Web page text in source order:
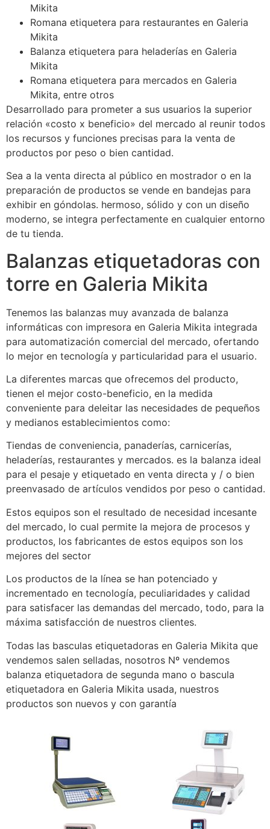
Mikita
Romana etiquetera para restaurantes en Galeria
Mikita
Balanza etiquetera para heladerías en Galeria
Mikita
Romana etiquetera para mercados en Galeria
Mikita, entre otros
Desarrollado para prometer a sus usuarios la superior
relación «costo x beneficio» del mercado al reunir todos
los recursos y funciones precisas para la venta de
productos por peso o bien cantidad.
Sea a la venta directa al público en mostrador o en la
preparación de productos se vende en bandejas para
exhibir en góndolas. hermoso, sólido y con un diseño
moderno, se integra perfectamente en cualquier entorno
de tu tienda.
Balanzas etiquetadoras con
torre en Galeria Mikita
Tenemos las balanzas muy avanzada de balanza
informáticas con impresora en Galeria Mikita integrada
para automatización comercial del mercado, ofertando
lo mejor en tecnología y particularidad para el usuario.
La diferentes marcas que ofrecemos del producto,
tienen el mejor costo-beneficio, en la medida
conveniente para deleitar las necesidades de pequeños
y medianos establecimientos como:
Tiendas de conveniencia, panaderías, carnicerías,
heladerías, restaurantes y mercados. es la balanza ideal
para el pesaje y etiquetado en venta directa y / o bien
preenvasado de artículos vendidos por peso o cantidad.
Estos equipos son el resultado de necesidad incesante
del mercado, lo cual permite la mejora de procesos y
productos, los fabricantes de estos equipos son los
mejores del sector
Los productos de la línea se han potenciado y
incrementado en tecnología, peculiaridades y calidad
para satisfacer las demandas del mercado, todo, para la
máxima satisfacción de nuestros clientes.
Todas las basculas etiquetadoras en Galeria Mikita que
vendemos salen selladas, nosotros Nº vendemos
balanza etiquetadora de segunda mano o bascula
etiquetadora en Galeria Mikita usada, nuestros
productos son nuevos y con garantía